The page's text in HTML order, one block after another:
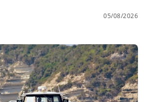
05/08/2026